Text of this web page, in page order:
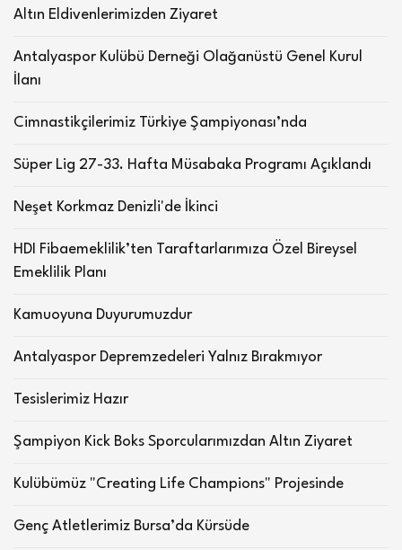
Altın Eldivenlerimizden Ziyaret
Antalyaspor Kulübü Derneği Olağanüstü Genel Kurul
İlanı
Cimnastikçilerimiz Türkiye Şampiyonası’nda
Süper Lig 27-33. Hafta Müsabaka Programı Açıklandı
Neşet Korkmaz Denizli'de İkinci
HDI Fibaemeklilik’ten Taraftarlarımıza Özel Bireysel
Emeklilik Planı
Kamuoyuna Duyurumuzdur
Antalyaspor Depremzedeleri Yalnız Bırakmıyor
Tesislerimiz Hazır
Şampiyon Kick Boks Sporcularımızdan Altın Ziyaret
Kulübümüz "Creating Life Champions" Projesinde
Genç Atletlerimiz Bursa’da Kürsüde